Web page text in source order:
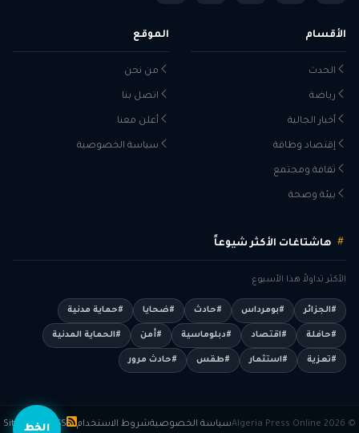
الخط
الأقسام
الحدث
رياضة
أخبار الجالية
إقتصاد وطاقة
ثقافة ومجتمع
بيئة وصحة
الموقع
من نحن
اتصل بنا
أعلن معنا
سياسة الخصوصية
هاشتاغات الأكثر شيوعاً
الأكثر تداولاً هذا الأسبوع
#الجزائر #بومرداس #حادث #ضحايا #حماية مدنية
#حافلة #اقتصاد #دبلوماسية #أمن #الحماية المدنية
#تعزية #استثمار #طقس #حادث مرور
© 2026 Algeria Press Online سياسة الخصوصيةشروط الاستخدام RSS
Sitemap